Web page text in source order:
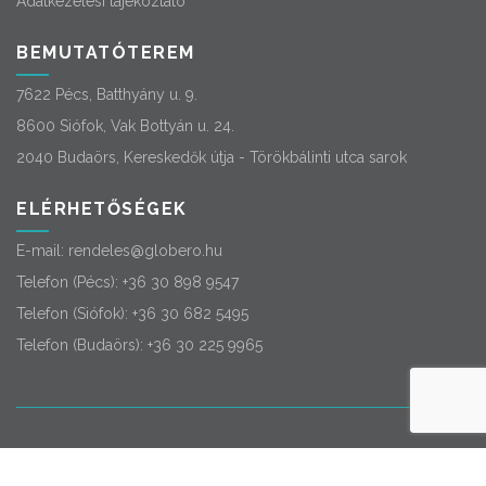
BEMUTATÓTEREM
7622 Pécs, Batthyány u. 9.
8600 Siófok, Vak Bottyán u. 24.
2040 Budaörs, Kereskedők útja - Törökbálinti utca sarok
ELÉRHETŐSÉGEK
E-mail: rendeles@globero.hu
Telefon (Pécs): +36 30 898 9547
Telefon (Siófok): +36 30 682 5495
Telefon (Budaörs): +36 30 225 9965